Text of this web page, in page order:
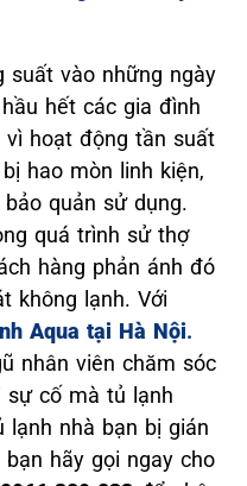
suất vào những ngày
hết các gia đình
hoạt động tần suất
hao mòn linh kiện,
quản sử dụng.
quá trình sử thợ
hàng phản ánh đó
không lạnh. Với
Aqua tại Hà Nội.
nhân viên chăm sóc
sự cố mà tủ lạnh
lạnh nhà bạn bị gián
hãy gọi ngay cho